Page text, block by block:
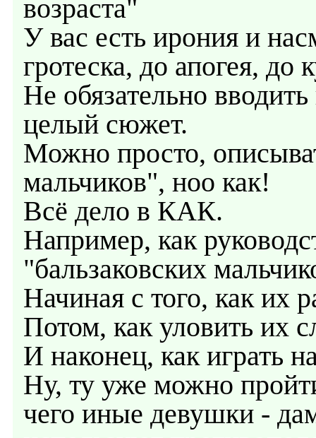
возраста"
У вас есть ирония и
гротеска, до апогея, до
Не обязательно
целый сюжет.
Можно просто,
мальчиков", ноо как!
Всё дело в КАК.
Например, как
"бальзаковских
Начиная с того, как их
Потом, как уловить их
И наконец, как играть
Ну, ту уже можно
чего иные девушки -